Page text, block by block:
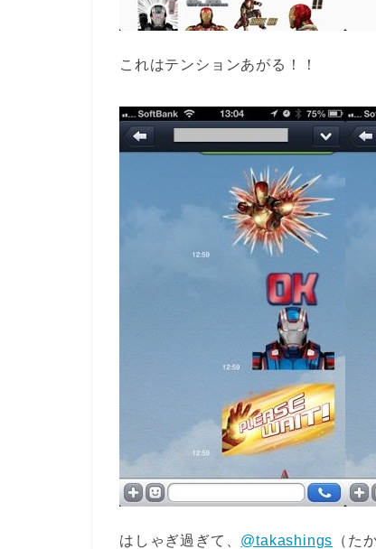
これはテンションあがる！！
はしゃぎ過ぎて、 @takashings （た